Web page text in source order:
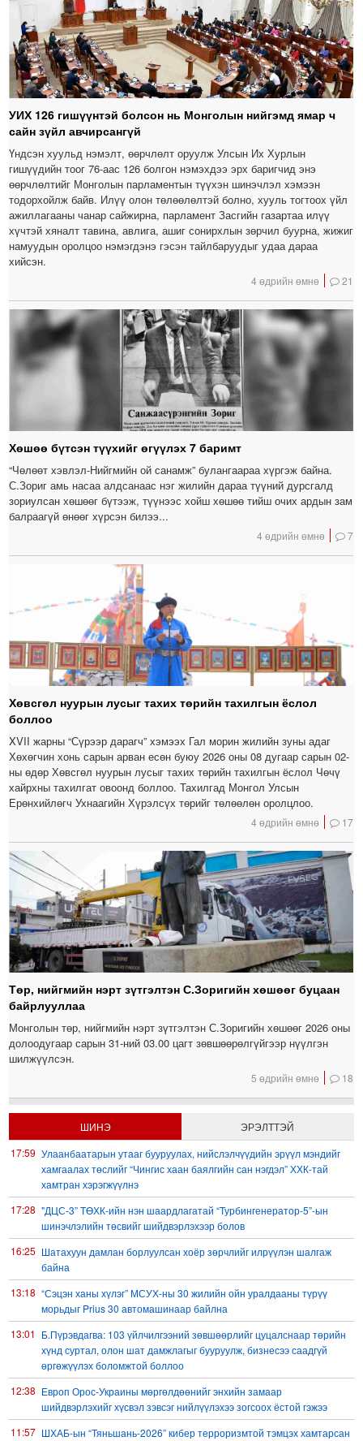
УИХ 126 гишүүнтэй болсон нь Монголын нийгэмд ямар ч
сайн зүйл авчирсангүй
Үндсэн хуульд нэмэлт, өөрчлөлт оруулж Улсын Их Хурлын
гишүүдийн тоог 76-аас 126 болгон нэмэхдээ эрх баригчид энэ
өөрчлөлтийг Монголын парламентын түүхэн шинэчлэл хэмээн
тодорхойлж байв. Илүү олон төлөөлөлтэй болно, хууль тогтоох үйл
ажиллагааны чанар сайжирна, парламент Засгийн газартаа илүү
хүчтэй хяналт тавина, авлига, ашиг сонирхлын зөрчил буурна, жижиг
намуудын оролцоо нэмэгдэнэ гэсэн тайлбаруудыг удаа дараа
хийсэн.
4 өдрийн өмнө 21
Хөшөө бүтсэн түүхийг өгүүлэх 7 баримт
“Чөлөөт хэвлэл-Нийгмийн ой санамж” булангаараа хүргэж байна.
С.Зориг амь насаа алдсанаас нэг жилийн дараа түүний дурсгалд
зориулсан хөшөөг бүтээж, түүнээс хойш хөшөө тийш очих ардын зам
балраагүй өнөөг хүрсэн билээ...
4 өдрийн өмнө 7
Хөвсгөл нуурын лусыг тахих төрийн тахилгын ёслол
боллоо
XVII жарны “Сүрээр дарагч” хэмээх Гал морин жилийн зуны адаг
Хөхөгчин хонь сарын арван есөн буюу 2026 оны 08 дугаар сарын 02-
ны өдөр Хөвсгөл нуурын лусыг тахих төрийн тахилгын ёслол Чөчү
хайрхны тахилгат овоонд боллоо. Тахилгад Монгол Улсын
Ерөнхийлөгч Ухнаагийн Хүрэлсүх төрийг төлөөлөн оролцлоо.
4 өдрийн өмнө 17
Төр, нийгмийн нэрт зүтгэлтэн С.Зоригийн хөшөөг буцаан
байрлууллаа
Монголын төр, нийгмийн нэрт зүтгэлтэн С.Зоригийн хөшөөг 2026 оны
долоодугаар сарын 31-ний 03.00 цагт зөвшөөрөлгүйгээр нүүлгэн
шилжүүлсэн.
5 өдрийн өмнө 18
ШИНЭ
ЭРЭЛТТЭЙ
17:59 Улаанбаатарын утааг бууруулах, нийслэлчүүдийн эрүүл мэндийг
хамгаалах төслийг “Чингис хаан баялгийн сан нэгдэл” ХХК-тай
хамтран хэрэгжүүлнэ
17:28 "ДЦС-3” ТӨХК-ийн нэн шаардлагатай “Турбингенератор-5”-ын
шинэчлэлийн төсвийг шийдвэрлэхээр болов
16:25 Шатахуун дамлан борлуулсан хоёр зөрчлийг илрүүлэн шалгаж
байна
13:18 “Сэцэн ханы хүлэг” МСУХ-ны 30 жилийн ойн уралдааны түрүү
морьдыг Prius 30 автомашинаар байлна
13:01 Б.Пүрэвдагва: 103 үйлчилгээний зөвшөөрлийг цуцалснаар төрийн
хүнд суртал, олон шат дамжлагыг бууруулж, бизнесээ саадгүй
өргөжүүлэх боломжтой боллоо
12:38 Европ Орос-Украины мөргөлдөөнийг энхийн замаар
шийдвэрлэхийг хүсвэл зэвсэг нийлүүлэхээ зогсоох ёстой гэжээ
11:57 ШХАБ-ын “Тяньшань-2026” кибер терроризмтой тэмцэх хамтарсан